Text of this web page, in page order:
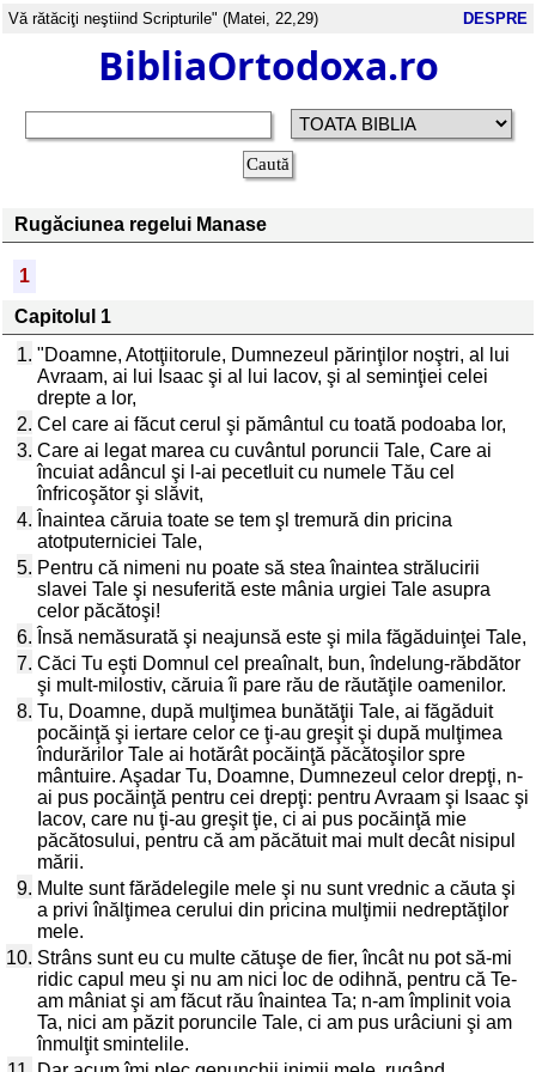
Vă rătăciţi neştiind Scripturile" (Matei, 22,29) DESPRE
BibliaOrtodoxa.ro
Rugăciunea regelui Manase
1
Capitolul 1
1. "Doamne, Atotţiitorule, Dumnezeul părinţilor noştri, al lui
Avraam, ai lui Isaac şi al lui Iacov, şi al seminţiei celei
drepte a lor,
2. Cel care ai făcut cerul şi pământul cu toată podoaba lor,
3. Care ai legat marea cu cuvântul poruncii Tale, Care ai
încuiat adâncul şi l-ai pecetluit cu numele Tău cel
înfricoşător şi slăvit,
4. Înaintea căruia toate se tem şl tremură din pricina
atotputerniciei Tale,
5. Pentru că nimeni nu poate să stea înaintea strălucirii
slavei Tale şi nesuferită este mânia urgiei Tale asupra
celor păcătoşi!
6. Însă nemăsurată şi neajunsă este şi mila făgăduinţei Tale,
7. Căci Tu eşti Domnul cel preaînalt, bun, îndelung-răbdător
şi mult-milostiv, căruia îi pare rău de răutăţile oamenilor.
8. Tu, Doamne, după mulţimea bunătăţii Tale, ai făgăduit
pocăinţă şi iertare celor ce ţi-au greşit şi după mulţimea
îndurărilor Tale ai hotărât pocăinţă păcătoşilor spre
mântuire. Aşadar Tu, Doamne, Dumnezeul celor drepţi, n-
ai pus pocăinţă pentru cei drepţi: pentru Avraam şi Isaac şi
Iacov, care nu ţi-au greşit ţie, ci ai pus pocăinţă mie
păcătosului, pentru că am păcătuit mai mult decât nisipul
mării.
9. Multe sunt fărădelegile mele şi nu sunt vrednic a căuta şi
a privi înălţimea cerului din pricina mulţimii nedreptăţilor
mele.
10. Strâns sunt eu cu multe cătuşe de fier, încât nu pot să-mi
ridic capul meu şi nu am nici loc de odihnă, pentru că Te-
am mâniat şi am făcut rău înaintea Ta; n-am împlinit voia
Ta, nici am păzit poruncile Tale, ci am pus urâciuni şi am
înmulţit smintelile.